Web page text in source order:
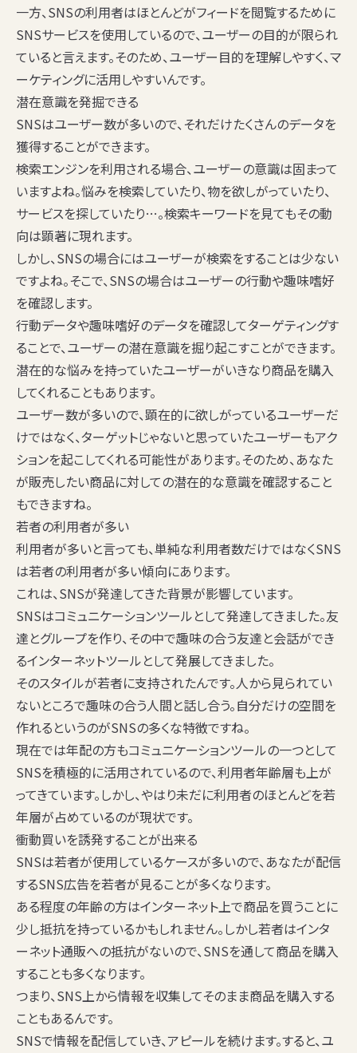
一方、SNSの利用者はほとんどがフィードを閲覧するために
SNSサービスを使用しているので、ユーザーの目的が限られ
ていると言えます。そのため、ユーザー目的を理解しやすく、マ
ーケティングに活用しやすいんです。
潜在意識を発掘できる
SNSはユーザー数が多いので、それだけたくさんのデータを
獲得することができます。
検索エンジンを利用される場合、ユーザーの意識は固まって
いますよね。悩みを検索していたり、物を欲しがっていたり、
サービスを探していたり…。検索キーワードを見てもその動
向は顕著に現れます。
しかし、SNSの場合にはユーザーが検索をすることは少ない
ですよね。そこで、SNSの場合はユーザーの行動や趣味嗜好
を確認します。
行動データや趣味嗜好のデータを確認してターゲティングす
ることで、ユーザーの潜在意識を掘り起こすことができます。
潜在的な悩みを持っていたユーザーがいきなり商品を購入
してくれることもあります。
ユーザー数が多いので、顕在的に欲しがっているユーザーだ
けではなく、ターゲットじゃないと思っていたユーザーもアク
ションを起こしてくれる可能性があります。そのため、あなた
が販売したい商品に対しての潜在的な意識を確認すること
もできますね。
若者の利用者が多い
利用者が多いと言っても、単純な利用者数だけではなくSNS
は若者の利用者が多い傾向にあります。
これは、SNSが発達してきた背景が影響しています。
SNSはコミュニケーションツールとして発達してきました。友
達とグループを作り、その中で趣味の合う友達と会話ができ
るインターネットツールとして発展してきました。
そのスタイルが若者に支持されたんです。人から見られてい
ないところで趣味の合う人間と話し合う。自分だけの空間を
作れるというのがSNSの多くな特徴ですね。
現在では年配の方もコミュニケーションツールの一つとして
SNSを積極的に活用されているので、利用者年齢層も上が
ってきています。しかし、やはり未だに利用者のほとんどを若
年層が占めているのが現状です。
衝動買いを誘発することが出来る
SNSは若者が使用しているケースが多いので、あなたが配信
するSNS広告を若者が見ることが多くなります。
ある程度の年齢の方はインターネット上で商品を買うことに
少し抵抗を持っているかもしれません。しかし若者はインタ
ーネット通販への抵抗がないので、SNSを通して商品を購入
することも多くなります。
つまり、SNS上から情報を収集してそのまま商品を購入する
こともあるんです。
SNSで情報を配信していき、アピールを続けます。すると、ユ